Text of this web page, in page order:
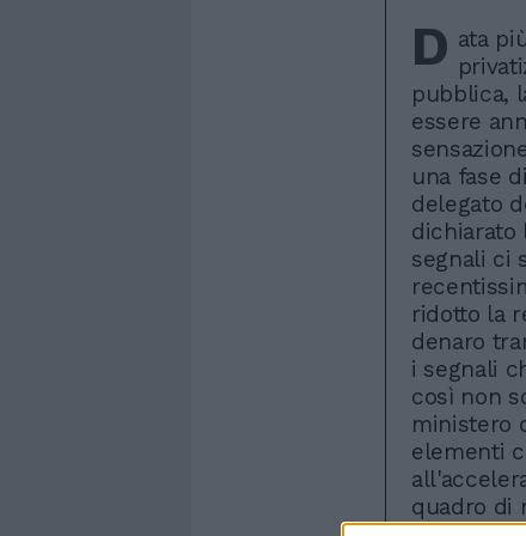
D ata
pubblica,
essere
una fase
delegato
dichiarato
segnali ci
ridotto la
denaro
i segnali
così non
ministero
elementi
quadro di